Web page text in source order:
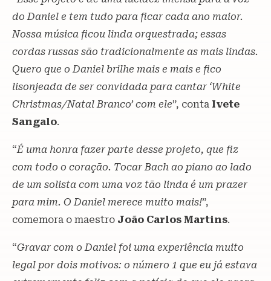
do Daniel e tem tudo para ficar cada ano maior.
Nossa música ficou linda orquestrada; essas
cordas russas são tradicionalmente as mais lindas.
Quero que o Daniel brilhe mais e mais e fico
lisonjeada de ser convidada para cantar ‘White
Christmas/Natal Branco’ com ele”, conta Ivete
Sangalo.
“É uma honra fazer parte desse projeto, que fiz
com todo o coração. Tocar Bach ao piano ao lado
de um solista com uma voz tão linda é um prazer
para mim. O Daniel merece muito mais!”,
comemora o maestro João Carlos Martins.
“Gravar com o Daniel foi uma experiência muito
legal por dois motivos: o número 1 que eu já estava